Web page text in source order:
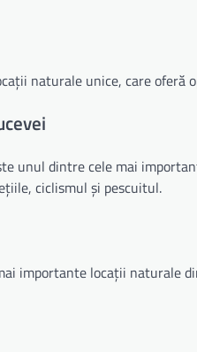
naturale unice, care
unul dintre cele mai
ciclismul și pescuitul.
importante locații naturale